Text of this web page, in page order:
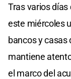
Tras varios
este miércoles
bancos y casas
mantiene
el marco del